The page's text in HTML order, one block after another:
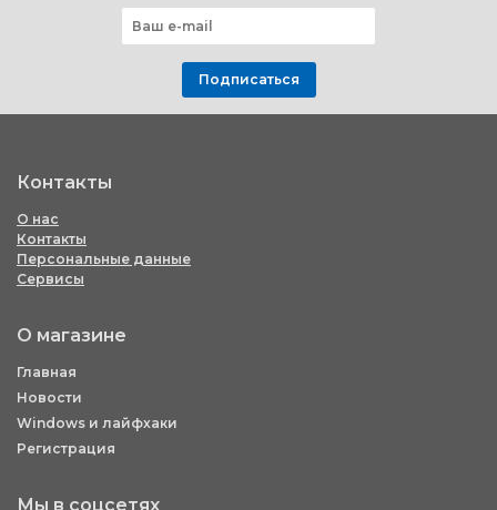
Подписаться
Контакты
О нас
Контакты
Персональные данные
Сервисы
О магазине
Главная
Новости
Windows и лайфхаки
Регистрация
Мы в соцсетях